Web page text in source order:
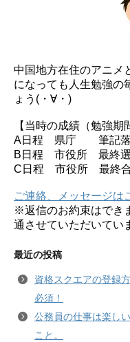
中国地方在住のアニメ
になっても人生勉強の
ょう(・∀・)
【当時の成績（勉強期
A日程 県庁 筆記落
B日程 市役所 最終
C日程 市役所 最終
ご連絡、メッセージは
※返信のお約束はでき
通させていただいてい
最近の投稿
資格スクエアの登録
必須！
公務員の仕事は楽し
こと。